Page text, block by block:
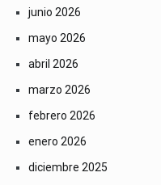
junio 2026
mayo 2026
abril 2026
marzo 2026
febrero 2026
enero 2026
diciembre 2025